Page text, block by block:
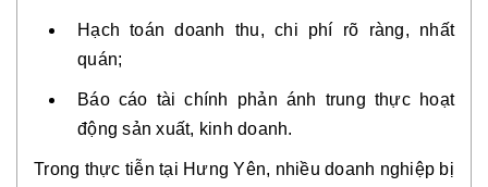
Hạch toán doanh thu, chi phí rõ ràng, nhất
quán;
Báo cáo tài chính phản ánh trung thực hoạt
động sản xuất, kinh doanh.
Trong thực tiễn tại Hưng Yên, nhiều doanh nghiệp bị